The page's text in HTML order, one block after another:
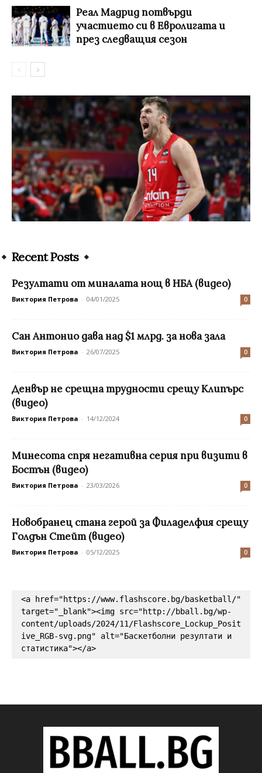
Реал Мадрид потвърди
участието си в Евролигата и
през следващия сезон
Recent Posts
Резултати от миналата нощ в НБА (видео)
Виктория Петрова - 04/01/2025 0
Сан Антонио дава над $1 млрд. за нова зала
Виктория Петрова - 26/07/2025 0
Денвър не срещна трудности срещу Клипърс
(видео)
Виктория Петрова - 14/12/2024 0
Минесота спря негативна серия при визити в
Бостън (видео)
Виктория Петрова - 23/03/2026 0
Новобранец стана герой за Филаделфия срещу
Голдън Стейт (видео)
Виктория Петрова - 05/12/2025 0
<a href="https://www.flashscore.bg/basketball/"
target="_blank"><img src="http://bball.bg/wp-
content/uploads/2024/11/Flashscore_Lockup_Posit
ive_RGB-svg.png" alt="Баскетболни резултати и
статистика"></a>